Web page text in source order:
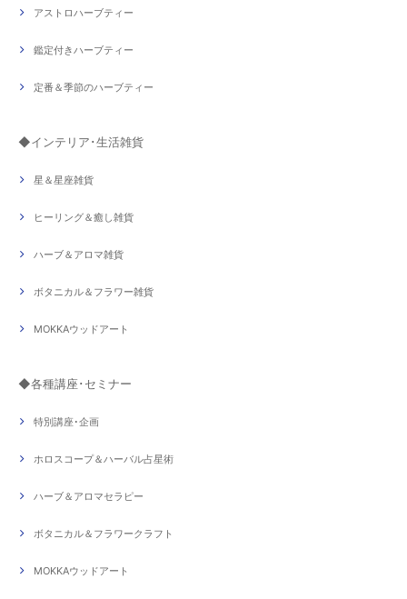
アストロハーブティー
鑑定付きハーブティー
定番＆季節のハーブティー
◆インテリア･生活雑貨
星＆星座雑貨
ヒーリング＆癒し雑貨
ハーブ＆アロマ雑貨
ボタニカル＆フラワー雑貨
MOKKAウッドアート
◆各種講座･セミナー
特別講座･企画
ホロスコープ＆ハーバル占星術
ハーブ＆アロマセラピー
ボタニカル＆フラワークラフト
MOKKAウッドアート